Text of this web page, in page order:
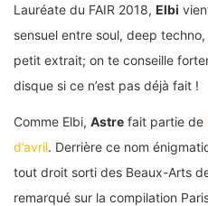
Lauréate du FAIR 2018, Elbi
sensuel entre soul, deep
petit extrait; on te conseille
disque si ce n’est pas déjà fait !
Comme Elbi, Astre fait partie de
d’avril. Derrière ce nom
tout droit sorti des Beaux-Arts
remarqué sur la compilation